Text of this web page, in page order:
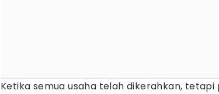
Ketika semua usaha telah dikerahkan, tetapi